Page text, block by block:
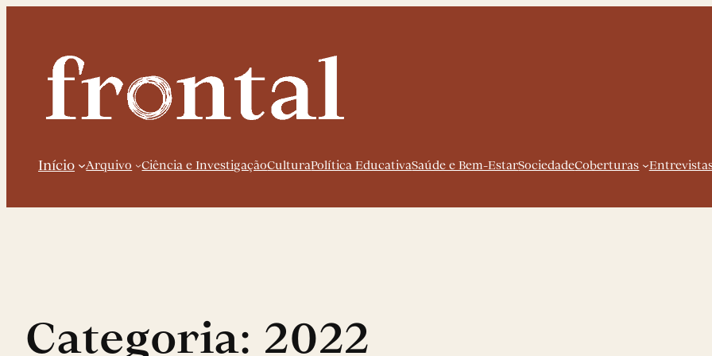
conteúdo
Início Arquivo Ciência e InvestigaçãoCulturaPolítica EducativaSaúde e Bem-EstarSociedadeCoberturas
Categoria: 2022